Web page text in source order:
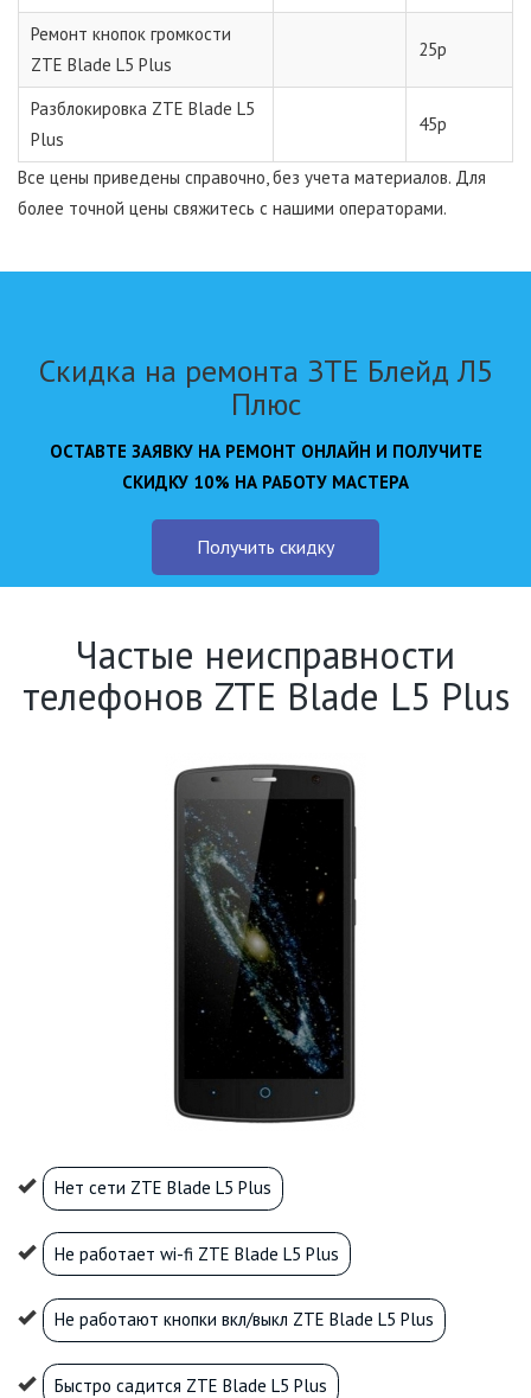
Ремонт кнопок громкости
ZTE Blade L5 Plus
25р
Разблокировка ZTE Blade L5
Plus
45р
Все цены приведены справочно, без учета материалов. Для
более точной цены свяжитесь с нашими операторами.
Скидка на ремонта ЗТЕ Блейд Л5
Плюс
ОСТАВТЕ ЗАЯВКУ НА РЕМОНТ ОНЛАЙН И ПОЛУЧИТЕ
СКИДКУ 10% НА РАБОТУ МАСТЕРА
Получить скидку
Частые неисправности
телефонов ZTE Blade L5 Plus
Нет сети ZTE Blade L5 Plus
Не работает wi-fi ZTE Blade L5 Plus
Не работают кнопки вкл/выкл ZTE Blade L5 Plus
Быстро садится ZTE Blade L5 Plus